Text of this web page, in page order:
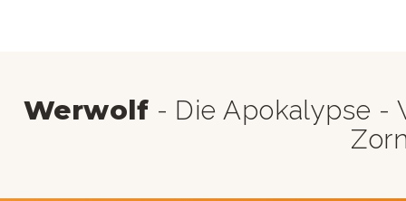
Werwolf - Die Apokalypse -